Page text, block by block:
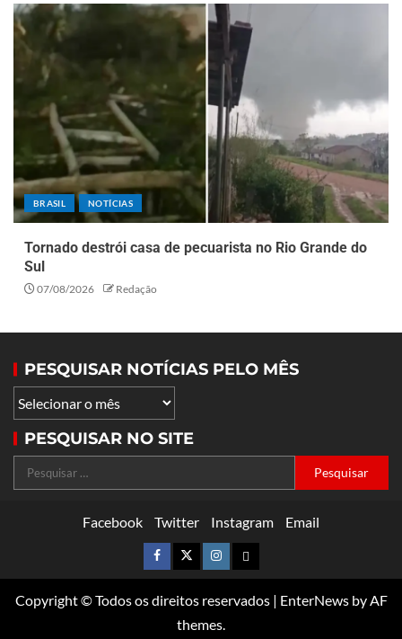
BRASIL NOTÍCIAS
Tornado destrói casa de pecuarista no Rio Grande do
Sul
07/08/2026 Redação
PESQUISAR NOTÍCIAS PELO MÊS
PESQUISAR NO SITE
Facebook Twitter Instagram Email
Copyright © Todos os direitos reservados | EnterNewsby AF
themes.